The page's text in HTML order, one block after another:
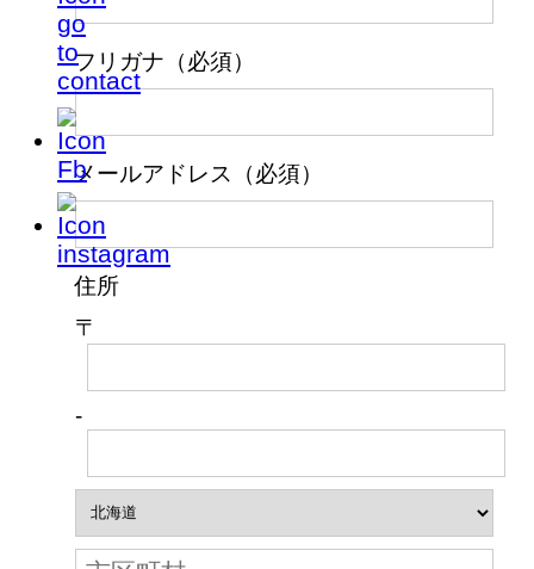
フリガナ（必須）
メールアドレス（必須）
住所
〒
-